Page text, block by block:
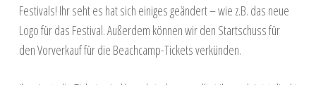
Festivals! Ihr seht es hat sich einiges geändert – wie z.B. das neue
Logo für das Festival. Außerdem können wir den Startschuss für
den Vorverkauf für die Beachcamp-Tickets verkünden.